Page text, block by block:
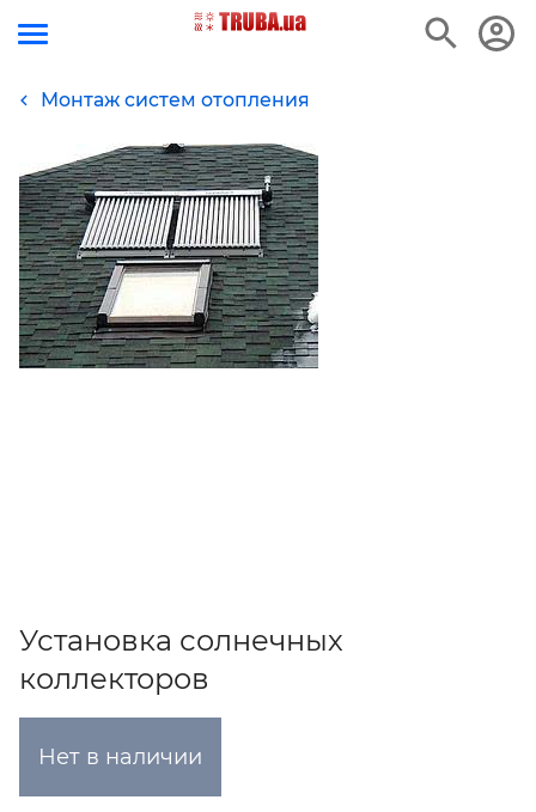
Монтаж систем отопления
Установка солнечных
коллекторов
Нет в наличии